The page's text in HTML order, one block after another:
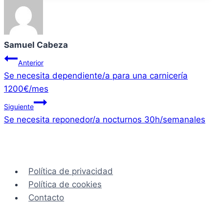
Samuel Cabeza
Navegación
de
entradas
Anterior
Se necesita dependiente/a para una carnicería
1200€/mes
Siguiente
Se necesita reponedor/a nocturnos 30h/semanales
Política de privacidad
Política de cookies
Contacto